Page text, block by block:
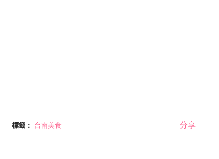
標籤： 台南美食 分享